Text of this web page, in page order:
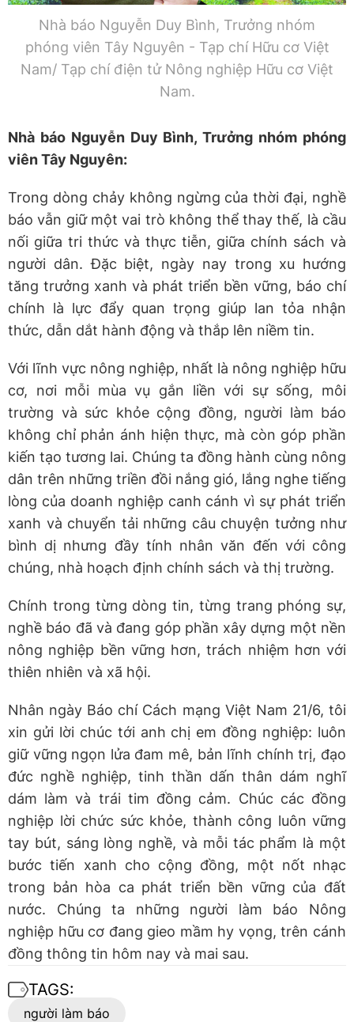
Nhà báo Nguyễn Duy Bình, Trưởng nhóm
phóng viên Tây Nguyên - Tạp chí Hữu cơ Việt
Nam/ Tạp chí điện tử Nông nghiệp Hữu cơ Việt
Nam.
Nhà báo Nguyễn Duy Bình, Trưởng nhóm phóng
viên Tây Nguyên:
Trong dòng chảy không ngừng của thời đại, nghề
báo vẫn giữ một vai trò không thể thay thế, là cầu
nối giữa tri thức và thực tiễn, giữa chính sách và
người dân. Đặc biệt, ngày nay trong xu hướng
tăng trưởng xanh và phát triển bền vững, báo chí
chính là lực đẩy quan trọng giúp lan tỏa nhận
thức, dẫn dắt hành động và thắp lên niềm tin.
Với lĩnh vực nông nghiệp, nhất là nông nghiệp hữu
cơ, nơi mỗi mùa vụ gắn liền với sự sống, môi
trường và sức khỏe cộng đồng, người làm báo
không chỉ phản ánh hiện thực, mà còn góp phần
kiến tạo tương lai. Chúng ta đồng hành cùng nông
dân trên những triền đồi nắng gió, lắng nghe tiếng
lòng của doanh nghiệp canh cánh vì sự phát triển
xanh và chuyển tải những câu chuyện tưởng như
bình dị nhưng đầy tính nhân văn đến với công
chúng, nhà hoạch định chính sách và thị trường.
Chính trong từng dòng tin, từng trang phóng sự,
nghề báo đã và đang góp phần xây dựng một nền
nông nghiệp bền vững hơn, trách nhiệm hơn với
thiên nhiên và xã hội.
Nhân ngày Báo chí Cách mạng Việt Nam 21/6, tôi
xin gửi lời chúc tới anh chị em đồng nghiệp: luôn
giữ vững ngọn lửa đam mê, bản lĩnh chính trị, đạo
đức nghề nghiệp, tinh thần dấn thân dám nghĩ
dám làm và trái tim đồng cảm. Chúc các đồng
nghiệp lời chức sức khỏe, thành công luôn vững
tay bút, sáng lòng nghề, và mỗi tác phẩm là một
bước tiến xanh cho cộng đồng, một nốt nhạc
trong bản hòa ca phát triển bền vững của đất
nước. Chúng ta những người làm báo Nông
nghiệp hữu cơ đang gieo mầm hy vọng, trên cánh
đồng thông tin hôm nay và mai sau.
TAGS:
người làm báo